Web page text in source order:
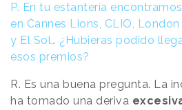
P. En tu estantería
en Cannes Lions, CLIO,
y El Sol… ¿Hubieras podido
esos premios?
R. Es una buena pregunta. La
ha tomado una deriva